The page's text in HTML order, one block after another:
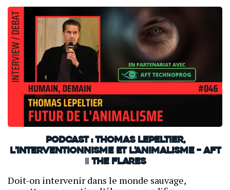
PODCAST : Thomas Lepeltier,
L’interventionnisme et l’animalisme – AFT
‖ THE FLARES
Doit-on intervenir dans le monde sauvage,